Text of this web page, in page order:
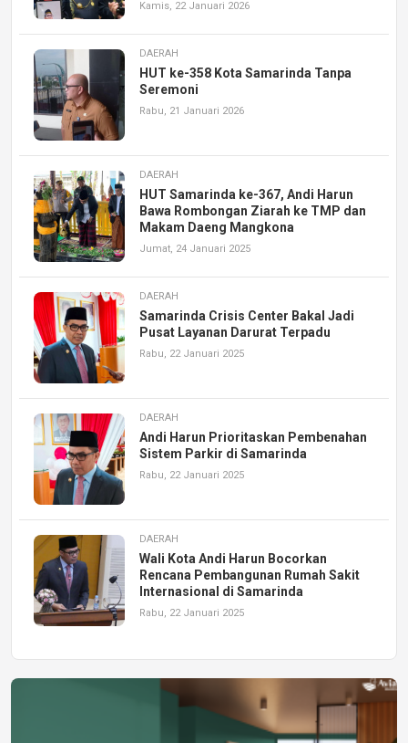
Kamis, 22 Januari 2026
DAERAH
HUT ke-358 Kota Samarinda Tanpa
Seremoni
Rabu, 21 Januari 2026
DAERAH
HUT Samarinda ke-367, Andi Harun
Bawa Rombongan Ziarah ke TMP dan
Makam Daeng Mangkona
Jumat, 24 Januari 2025
DAERAH
Samarinda Crisis Center Bakal Jadi
Pusat Layanan Darurat Terpadu
Rabu, 22 Januari 2025
DAERAH
Andi Harun Prioritaskan Pembenahan
Sistem Parkir di Samarinda
Rabu, 22 Januari 2025
DAERAH
Wali Kota Andi Harun Bocorkan
Rencana Pembangunan Rumah Sakit
Internasional di Samarinda
Rabu, 22 Januari 2025